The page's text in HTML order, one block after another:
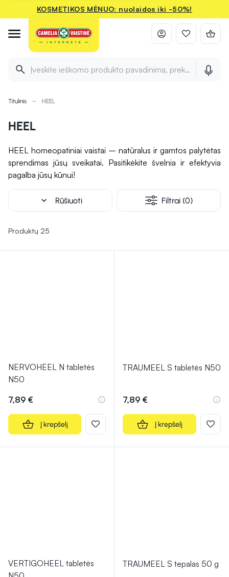
KOSMETIKOS MĖNUO: nuolaidos iki -50%!
Įveskite ieškomo produkto pavadinimą, prekės ženklą ir
Titulinis HEEL
HEEL
HEEL homeopatiniai vaistai – natūralus ir gamtos palytėtas
sprendimas jūsų sveikatai. Pasitikėkite švelnia ir efektyvia
pagalba jūsų kūnui!
expand_more Rūšiuoti Filtrai (0)
Produktų 25
NERVOHEEL N tabletės
N50
7,89 €
Į krepšelį
TRAUMEEL S tabletės N50
7,89 €
Į krepšelį
VERTIGOHEEL tabletės
TRAUMEEL S tepalas 50 g